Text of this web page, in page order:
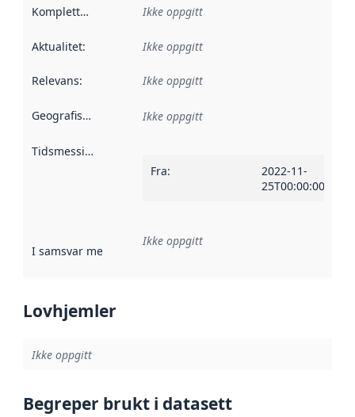
Kompletthet Ikke oppgitt
Aktualitet: Ikke oppgitt
Relevans: Ikke oppgitt
Geografisk avgrensning :
Ikke oppgitt
Tidsmessig avgrensning
Fra:
2022-11-
25T00:00:00Z
I samsvar med Referanse til en implementasjonsregel
Ikke oppgitt
Lovhjemler
Ikke oppgitt
Begreper brukt i datasett